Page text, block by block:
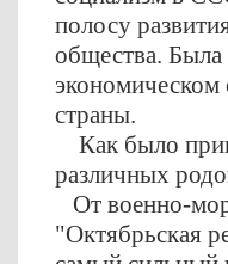
полосу
общества. Была
экономическом
страны.
Как было
различных
От военно-
"Октябрьская